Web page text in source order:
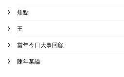
焦點
王
當年今日大事回顧
陳年某論